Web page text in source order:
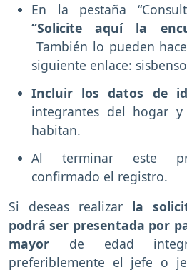
En la pestaña
“Solicite aquí la
También lo pueden
siguiente enlace:
Incluir los datos de
integrantes del hogar
habitan.
Al terminar este
confirmado el registro.
Si deseas realizar la
podrá ser presentada por
mayor de edad
preferiblemente el jefe o